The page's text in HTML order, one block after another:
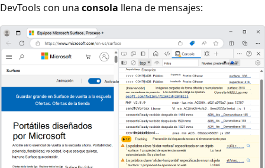
DevTools con una consola llena de mensajes: